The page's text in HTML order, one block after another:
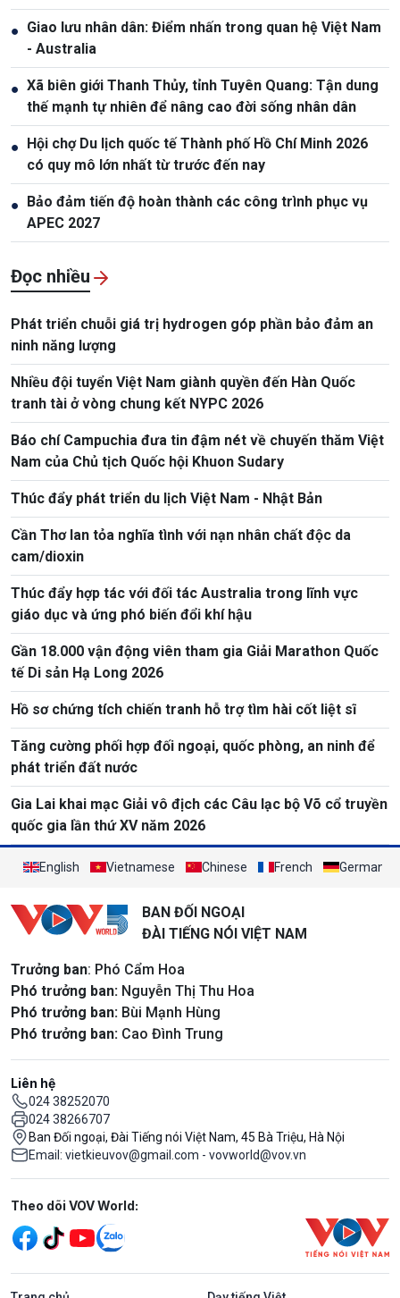
● Giao lưu nhân dân: Điểm nhấn trong quan hệ Việt Nam
- Australia
● Xã biên giới Thanh Thủy, tỉnh Tuyên Quang: Tận dung
thế mạnh tự nhiên để nâng cao đời sống nhân dân
● Hội chợ Du lịch quốc tế Thành phố Hồ Chí Minh 2026
có quy mô lớn nhất từ trước đến nay
● Bảo đảm tiến độ hoàn thành các công trình phục vụ
APEC 2027
Đọc nhiều
Phát triển chuỗi giá trị hydrogen góp phần bảo đảm an
ninh năng lượng
Nhiều đội tuyển Việt Nam giành quyền đến Hàn Quốc
tranh tài ở vòng chung kết NYPC 2026
Báo chí Campuchia đưa tin đậm nét về chuyến thăm Việt
Nam của Chủ tịch Quốc hội Khuon Sudary
Thúc đẩy phát triển du lịch Việt Nam - Nhật Bản
Cần Thơ lan tỏa nghĩa tình với nạn nhân chất độc da
cam/dioxin
Thúc đẩy hợp tác với đối tác Australia trong lĩnh vực
giáo dục và ứng phó biến đổi khí hậu
Gần 18.000 vận động viên tham gia Giải Marathon Quốc
tế Di sản Hạ Long 2026
Hồ sơ chứng tích chiến tranh hỗ trợ tìm hài cốt liệt sĩ
Tăng cường phối hợp đối ngoại, quốc phòng, an ninh để
phát triển đất nước
Gia Lai khai mạc Giải vô địch các Câu lạc bộ Võ cổ truyền
quốc gia lần thứ XV năm 2026
English Vietnamese Chinese French German
BAN ĐỐI NGOẠI
ĐÀI TIẾNG NÓI VIỆT NAM
Trưởng ban: Phó Cẩm Hoa
Phó trưởng ban: Nguyễn Thị Thu Hoa
Phó trưởng ban: Bùi Mạnh Hùng
Phó trưởng ban: Cao Đình Trung
Liên hệ
024 38252070
024 38266707
Ban Đối ngoại, Đài Tiếng nói Việt Nam, 45 Bà Triệu, Hà Nội
Email: vietkieuvov@gmail.com - vovworld@vov.vn
Mạng xã hội
Theo dõi VOV World: